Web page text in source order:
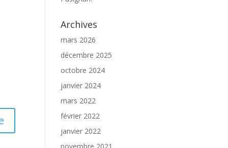
Archives
mars 2026
décembre 2025
octobre 2024
janvier 2024
mars 2022
février 2022
janvier 2022